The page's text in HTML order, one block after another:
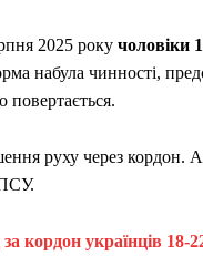
2025 року чоловіки
набула чинності,
повертається.
руху через кордон.
за кордон українців 18-